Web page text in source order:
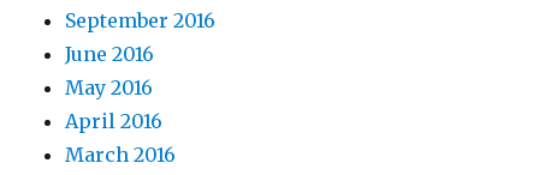
September 2016
June 2016
May 2016
April 2016
March 2016